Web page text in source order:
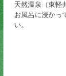
天然温泉（東軽
お風呂に浸かっ
い。